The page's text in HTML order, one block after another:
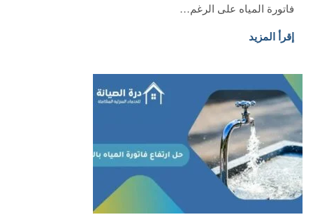
فاتورة المياه على الرغم…
إقرأ المزيد